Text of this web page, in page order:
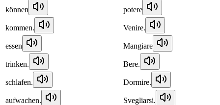
können potere
kommen. Venire.
essen Mangiare
trinken. Bere.
schlafen. Dormire.
aufwachen. Svegliarsi.